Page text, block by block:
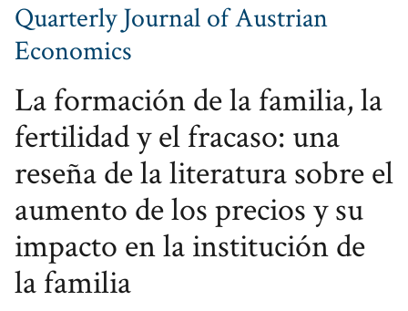
Quarterly Journal of Austrian
Economics
La formación de la familia, la
fertilidad y el fracaso: una
reseña de la literatura sobre el
aumento de los precios y su
impacto en la institución de
la familia